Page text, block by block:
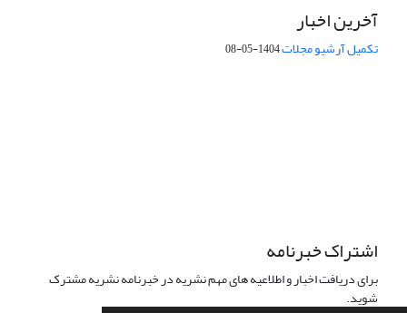
آخرین اخبار
تکمیل آرشیو مجلات1404-05-08
اشتراک خبرنامه
برای دریافت اخبار و اطلاعیه های مهم نشریه در خبرنامه نشریه مشترک
شوید.